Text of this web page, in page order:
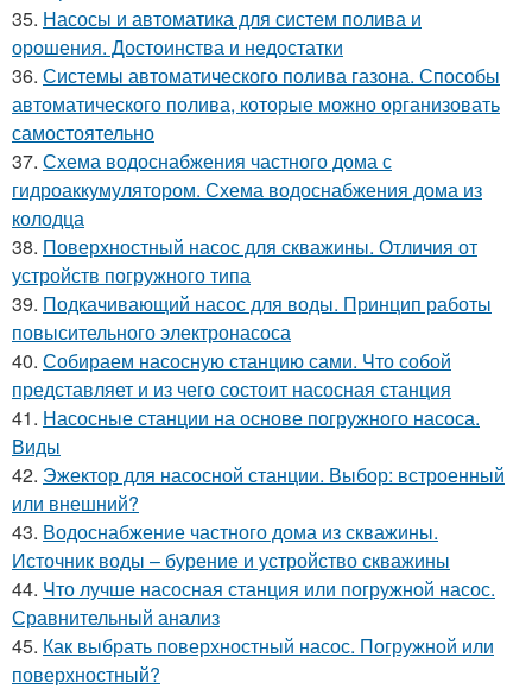
35. Насосы и автоматика для систем полива и
орошения. Достоинства и недостатки
36. Системы автоматического полива газона. Способы
автоматического полива, которые можно организовать
самостоятельно
37. Схема водоснабжения частного дома с
гидроаккумулятором. Схема водоснабжения дома из
колодца
38. Поверхностный насос для скважины. Отличия от
устройств погружного типа
39. Подкачивающий насос для воды. Принцип работы
повысительного электронасоса
40. Собираем насосную станцию сами. Что собой
представляет и из чего состоит насосная станция
41. Насосные станции на основе погружного насоса.
Виды
42. Эжектор для насосной станции. Выбор: встроенный
или внешний?
43. Водоснабжение частного дома из скважины.
Источник воды – бурение и устройство скважины
44. Что лучше насосная станция или погружной насос.
Сравнительный анализ
45. Как выбрать поверхностный насос. Погружной или
поверхностный?